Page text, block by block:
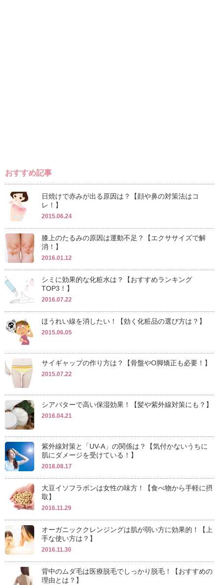
おすすめ記事
日焼けで赤みが出る原因は？【顔や鼻の対策法はコ
レ！】
2015.06.24
膝上のたるみの原因は運動不足？【エクササイズで解
消！】
2016.01.12
シミに効果的な化粧水は？【おすすめランキング
TOP3！】
2016.07.22
ほうれい線を消したい！【効く化粧品の選び方は？】
2015.06.05
サイギャップの作り方は？【骨盤やO脚矯正も必要！】
2015.07.22
シアバターで高い保湿効果！【髪や紫外線対策にも？】
2016.04.21
紫外線対策と「UV-A」の関係は？【気付かないうちに
肌にダメージを受けている！】
2018.08.17
大豆イソフラボンは女性の味方！【食べ物から手軽に摂
取】
2016.11.29
オーガニッククレンジングは肌が弱い方に効果的！【上
手な使い方は？】
2016.11.30
背中のムダ毛は医療脱毛でしっかり脱毛！【おすすめの
理由とは？】